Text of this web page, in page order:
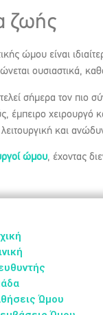
ζωής
ώμου είναι
ουσιαστικά,
σήμερα τον πιο
έμπειρο
και
ώμου, έχοντας
Ώμου